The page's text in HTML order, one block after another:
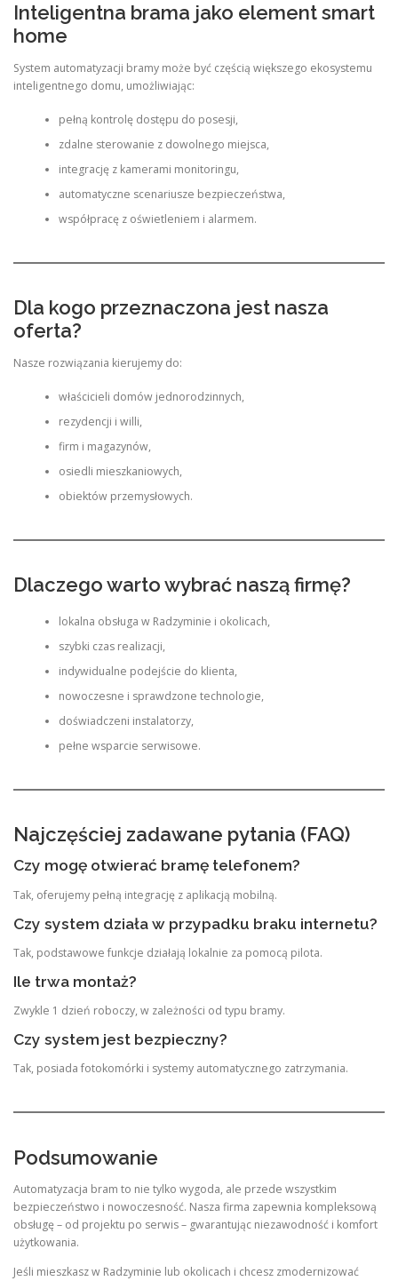
Inteligentna brama jako element smart
home
System automatyzacji bramy może być częścią większego ekosystemu
inteligentnego domu, umożliwiając:
pełną kontrolę dostępu do posesji,
zdalne sterowanie z dowolnego miejsca,
integrację z kamerami monitoringu,
automatyczne scenariusze bezpieczeństwa,
współpracę z oświetleniem i alarmem.
Dla kogo przeznaczona jest nasza
oferta?
Nasze rozwiązania kierujemy do:
właścicieli domów jednorodzinnych,
rezydencji i willi,
firm i magazynów,
osiedli mieszkaniowych,
obiektów przemysłowych.
Dlaczego warto wybrać naszą firmę?
lokalna obsługa w Radzyminie i okolicach,
szybki czas realizacji,
indywidualne podejście do klienta,
nowoczesne i sprawdzone technologie,
doświadczeni instalatorzy,
pełne wsparcie serwisowe.
Najczęściej zadawane pytania (FAQ)
Czy mogę otwierać bramę telefonem?
Tak, oferujemy pełną integrację z aplikacją mobilną.
Czy system działa w przypadku braku internetu?
Tak, podstawowe funkcje działają lokalnie za pomocą pilota.
Ile trwa montaż?
Zwykle 1 dzień roboczy, w zależności od typu bramy.
Czy system jest bezpieczny?
Tak, posiada fotokomórki i systemy automatycznego zatrzymania.
Podsumowanie
Automatyzacja bram to nie tylko wygoda, ale przede wszystkim
bezpieczeństwo i nowoczesność. Nasza firma zapewnia kompleksową
obsługę – od projektu po serwis – gwarantując niezawodność i komfort
użytkowania.
Jeśli mieszkasz w Radzyminie lub okolicach i chcesz zmodernizować